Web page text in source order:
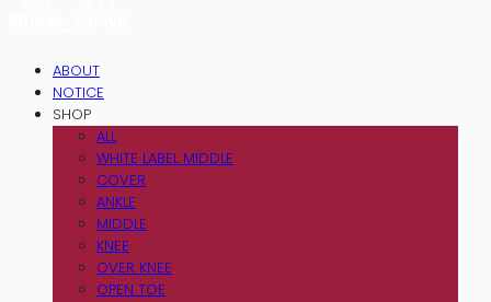
ABOUT
NOTICE
SHOP
ALL
WHITE LABEL MIDDLE
COVER
ANKLE
MIDDLE
KNEE
OVER KNEE
OPEN TOE